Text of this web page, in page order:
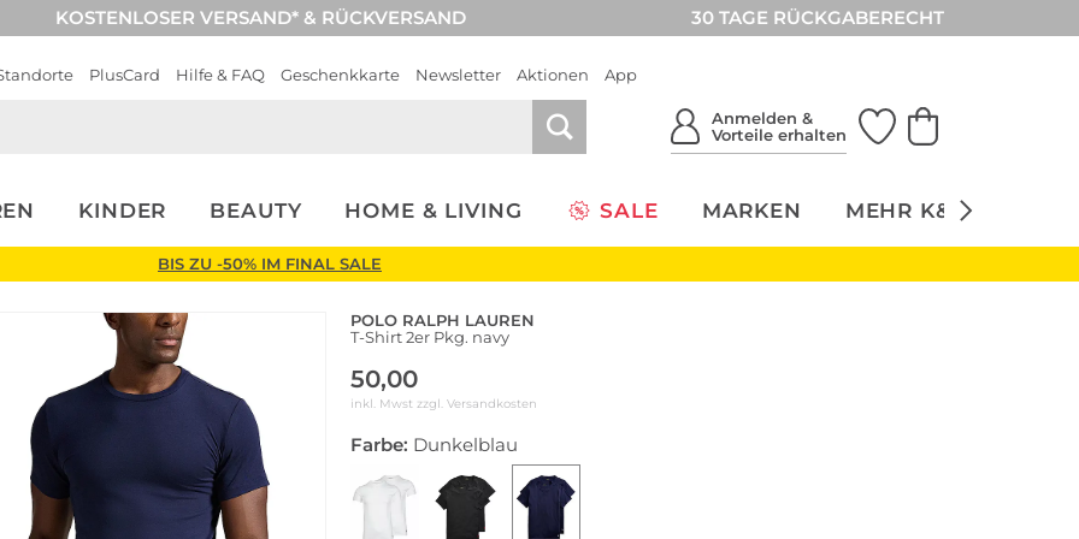
KOSTENLOSER VERSAND* & RÜCKVERSAND 30 TAGE RÜCKGABERECHT
PlusCard Hilfe & FAQ Geschenkkarte Newsletter Aktionen App
Anmelden &
Vorteile erhalten
KINDER BEAUTY HOME & LIVING SALE MARKEN MEHR K&Ö
BIS ZU -50% IM FINAL SALE
POLO RALPH LAUREN
T-Shirt 2er Pkg. navy
50,00
inkl. Mwst zzgl. Versandkosten
Farbe: Dunkelblau